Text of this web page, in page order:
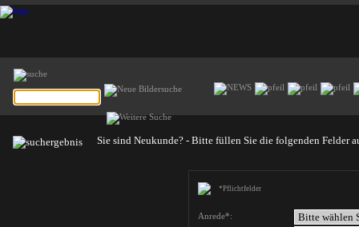
Sie sind Neukunde? - Bitte füllen Sie die folgenden Felder
*Pflichtfelder
Anrede*: